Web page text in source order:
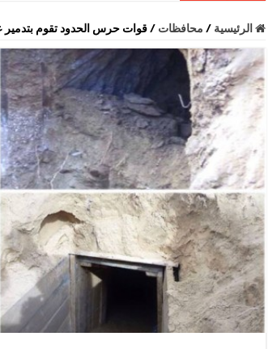
الرئيسية / محافظات /قوات حرس الحدود تقوم بتدمير عدد [10] أنفاق جديدة